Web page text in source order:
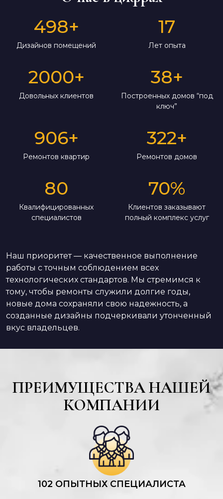
498+
Дизайнов помещений
17
Лет опыта
2000+
Довольных клиентов
38+
Построенных домов “под
ключ”
906+
Ремонтов квартир
322+
Ремонтов домов
80
Квалифицированных
специалистов
70%
Клиентов заказывают
полный комплекс услуг
Наш приоритет — качественное выполнение
работы с точным соблюдением всех
технологических стандартов. Мы стремимся к
тому, чтобы ремонты служили долгие годы,
новые дома сохраняли свою надежность, а
созданные дизайны подчеркивали утонченный
вкус владельцев.
ПРЕИМУЩЕСТВА НАШЕЙ
КОМПАНИИ
102 ОПЫТНЫХ СПЕЦИАЛИСТА